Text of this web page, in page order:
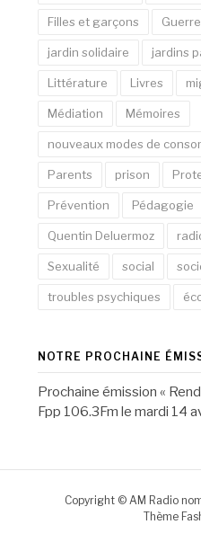
Filles et garçons Guerre
jardin solidaire jardins
Littérature Livres
Médiation Mémoires
nouveaux modes de
Parents prison
Prévention Pédagogie
Quentin Deluermoz
Sexualité social
troubles psychiques
NOTRE PROCHAINE
Prochaine émission «
Fpp 106.3Fm le mardi 14
Copyright © AM Radio
Thème